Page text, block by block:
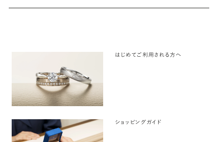
はじめてご利用される方へ
ショッピングガイド